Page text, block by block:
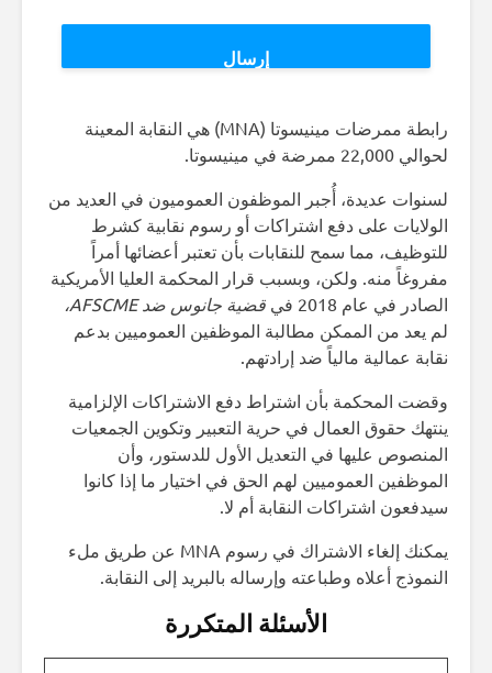
رابطة ممرضات مينيسوتا (MNA) هي النقابة المعينة
لحوالي 22,000 ممرضة في مينيسوتا.
لسنوات عديدة، أُجبر الموظفون العموميون في العديد من
الولايات على دفع اشتراكات أو رسوم نقابية كشرط
للتوظيف، مما سمح للنقابات بأن تعتبر أعضائها أمراً
مفروغاً منه. ولكن، وبسبب قرار المحكمة العليا الأمريكية
الصادر في عام 2018 في
قضية جانوس ضد AFSCME،
لم يعد من الممكن مطالبة الموظفين العموميين بدعم
نقابة عمالية مالياً ضد إرادتهم.
وقضت المحكمة بأن اشتراط دفع الاشتراكات الإلزامية
ينتهك حقوق العمال في حرية التعبير وتكوين الجمعيات
المنصوص عليها في التعديل الأول للدستور، وأن
الموظفين العموميين لهم الحق في اختيار ما إذا كانوا
سيدفعون اشتراكات النقابة أم لا.
يمكنك إلغاء الاشتراك في رسوم MNA عن طريق ملء
النموذج أعلاه وطباعته وإرساله بالبريد إلى النقابة.
الأسئلة المتكررة